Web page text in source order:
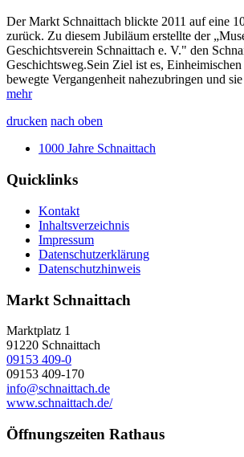
Der Markt Schnaittach blickte 2011 auf eine
zurück. Zu diesem Jubiläum erstellte der
Geschichtsverein Schnaittach e. V." den
Geschichtsweg.Sein Ziel ist es,
bewegte Vergangenheit nahezubringen und
mehr
drucken nach oben
1000 Jahre Schnaittach
Quicklinks
Kontakt
Inhaltsverzeichnis
Impressum
Datenschutzerklärung
Datenschutzhinweis
Markt Schnaittach
Marktplatz 1
91220 Schnaittach
09153 409-0
09153 409-170
info@schnaittach.de
www.schnaittach.de/
Öffnungszeiten Rathaus